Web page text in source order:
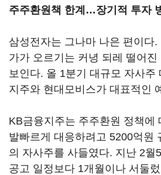
주주환원책 한계…장기적 투자
삼성전자는 그나마 나은 편이다
가가 오르기는 커녕 되레 떨어
보인다. 올 1분기 대규모 자사주
지주와 현대모비스가 대표적인
KB금융지주는 주주환원 정책에
발빠르게 대응하려고 5200억원
의 자사주를 사들였다. 지난 2월
공고 일정보다 1개월이나 서둘